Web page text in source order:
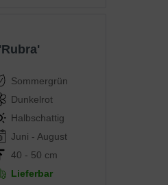
Sommergrün
Dunkelrot
Halbschattig
Juni - August
40 - 50 cm
Lieferbar